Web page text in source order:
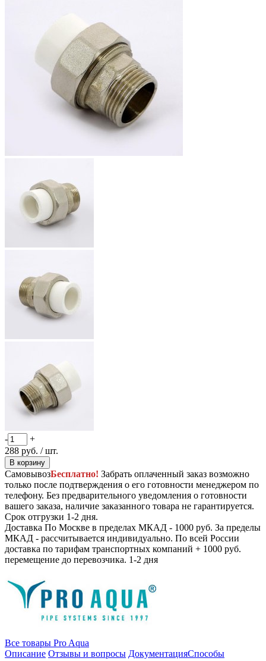
-
+
288 руб. / шт.
В корзину
СамовывозБесплатно! Забрать оплаченный заказ возможно
только после подтверждения о его готовности менеджером по
телефону. Без предварительного уведомления о готовности
вашего заказа, наличие заказанного товара не гарантируется.
Срок отгрузки 1-2 дня.
Доставка По Москве в пределах МКАД - 1000 руб. За пределы
МКАД - рассчитывается индивидуально. По всей России
доставка по тарифам транспортных компаний + 1000 руб.
перемещение до перевозчика. 1-2 дня
Все товары Pro Aqua
Описание Отзывы и вопросы ДокументацияСпособы